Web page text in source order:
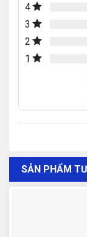
4
3
2
1
SẢN PHẨM